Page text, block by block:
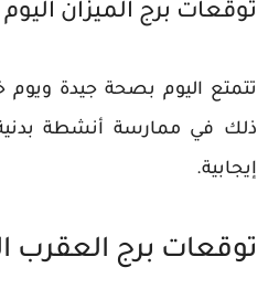
توقعات برج الميزان
تتمتع اليوم بصحة جيدة ويوم
ذلك في ممارسة أنشطة
إيجابية.
توقعات برج العقرب